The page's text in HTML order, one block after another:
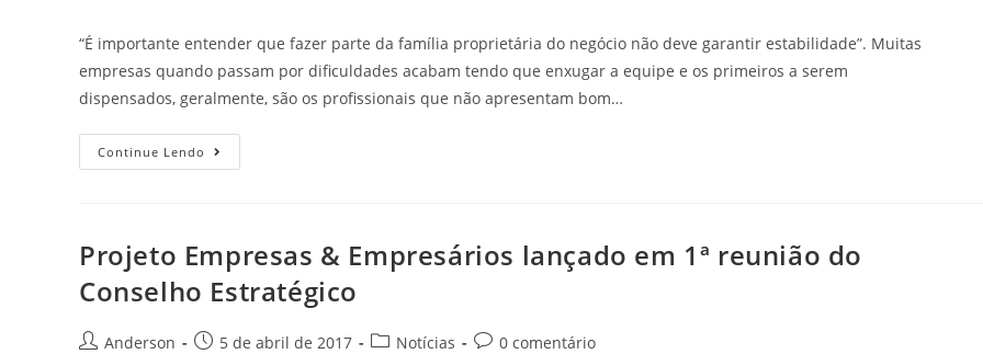
“É importante entender que fazer parte da família proprietária do negócio não deve garantir estabilidade”. Muitas
empresas quando passam por dificuldades acabam tendo que enxugar a equipe e os primeiros a serem
dispensados, geralmente, são os profissionais que não apresentam bom…
Continue Lendo
Projeto Empresas & Empresários lançado em 1ª reunião do
Conselho Estratégico
Anderson 5 de abril de 2017 Notícias 0 comentário